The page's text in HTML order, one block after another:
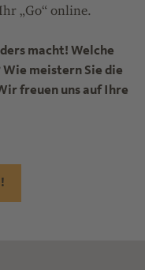
„Go“ online.
macht! Welche
meistern Sie die
freuen uns auf Ihre